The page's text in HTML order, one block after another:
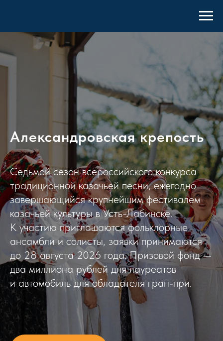
Александровская крепость
Седьмой сезон всероссийского конкурса
традиционной казачьей песни, ежегодно
завершающийся крупнейшим фестивалем
казачьей культуры в Усть-Лабинске.
К участию приглашаются фольклорные
ансамбли и солисты, заявки принимаются
до 28 августа 2026 года. Призовой фонд —
два миллиона рублей для лауреатов
и автомобиль для обладателя гран-при.